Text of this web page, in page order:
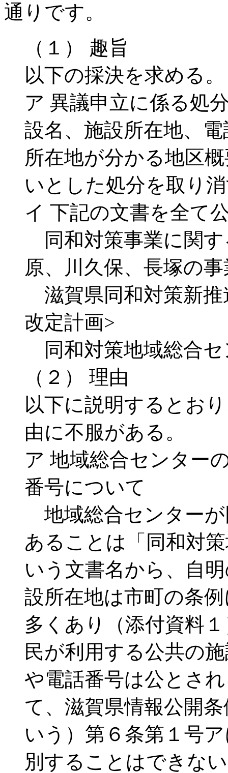
通りです。
（１） 趣旨
以下の採決を求める。
ア 異議申立に係る処
設名、施設所在地、
所在地が分かる地区
いとした処分を取り
イ 下記の文書を全て
同和対策事業に関す
原、川久保、長塚の
滋賀県同和対策新推
改定計画>
同和対策地域総合セ
（２） 理由
以下に説明するとお
由に不服がある。
ア 地域総合センター
番号について
地域総合センター
あることは「同和対
いう文書名から、自
設所在地は市町の条
多くあり（添付資料
民が利用する公共の
や電話番号は公とさ
て、滋賀県情報公開
いう）第６条第１号
別することはできな